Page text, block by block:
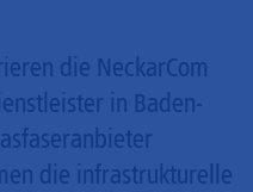
die NeckarCom
in Baden-
die infrastrukturelle